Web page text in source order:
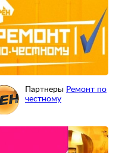
Партнеры Ремонт по
честному